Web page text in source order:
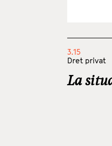
3.15
Dret privat
La